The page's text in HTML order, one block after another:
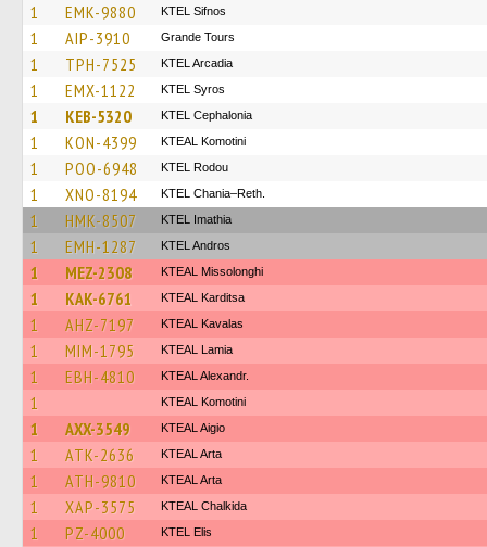
1 EMK-9880 KTEL Sifnos
1 AIP-3910 Grande Tours
1 TPH-7525 KTEL Arcadia
1 EMX-1122 KTEL Syros
1 KEB-5320 KTEL Cephalonia
1 KON-4399 KTEAL Komotini
1 POO-6948 ΚΤΕL Rodou
1 XNO-8194 KTEL Chania–Reth.
1 HMK-8507 KTEL Imathia
1 EMH-1287 KTEL Andros
1 MEZ-2308 KTEAL Missolonghi
1 KAK-6761 KTEAL Karditsa
1 AHZ-7197 KTEAL Kavalas
1 MIM-1795 KTEAL Lamia
1 EBH-4810 KTEAL Alexandr.
1 KTEAL Komotini
1 AXX-3549 KTEAL Aigio
1 ATK-2636 KTEAL Arta
1 ATH-9810 KTEAL Arta
1 XAP-3575 KTEAL Chalkida
1 PZ-4000 KTEL Elis